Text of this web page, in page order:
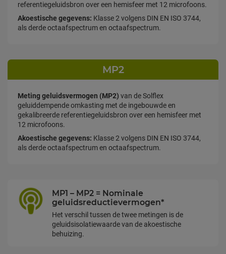
referentiegeluidsbron over een hemisfeer met 12 microfoons.
Akoestische gegevens: Klasse 2 volgens DIN EN ISO 3744,
als derde octaafspectrum en octaafspectrum.
MP2
Meting geluidsvermogen (MP2) van de Solflex
geluiddempende omkasting met de ingebouwde en
gekalibreerde referentiegeluidsbron over een hemisfeer met
12 microfoons.
Akoestische gegevens: Klasse 2 volgens DIN EN ISO 3744,
als derde octaafspectrum en octaafspectrum.
MP1 – MP2 = Nominale
geluidsreductievermogen*
Het verschil tussen de twee metingen is de
geluidsisolatiewaarde van de akoestische
behuizing.